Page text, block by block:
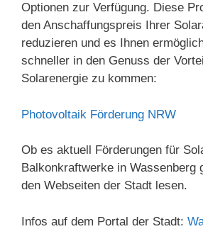
Optionen zur Verfügung. Diese
den Anschaffungspreis Ihrer
reduzieren und es Ihnen
schneller in den Genuss der
Solarenergie zu kommen:
Photovoltaik Förderung NRW
Ob es aktuell Förderungen für
Balkonkraftwerke in Wassenberg
den Webseiten der Stadt lesen.
Infos auf dem Portal der Stadt: